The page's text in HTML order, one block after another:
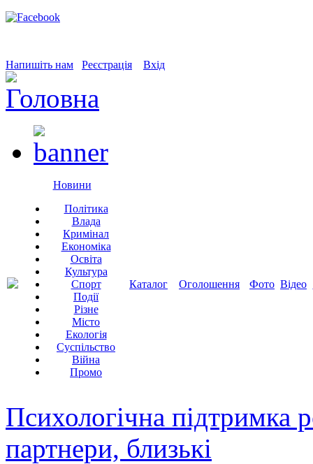
Напишіть нам Реєстрація Вхід
Новини
Політика
Влада
Кримінал
Економіка
Освіта
Культура
Спорт
Події
Різне
Місто
Екологія
Суспільство
Війна
Промо
Каталог Оголошення Фото Відео
Психологічна підтримка
партнери, близькі